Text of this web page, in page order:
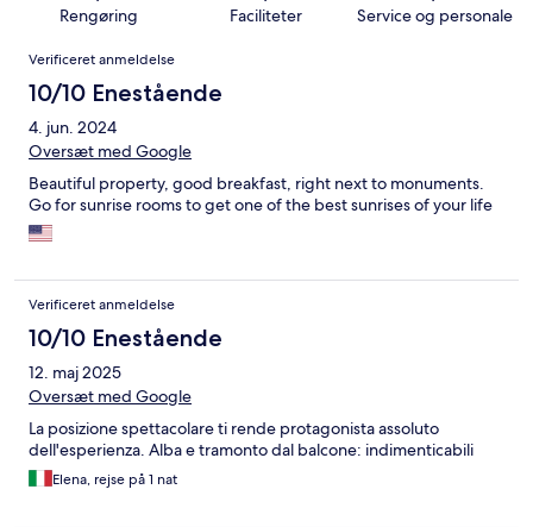
Rengøring Faciliteter Service og personale
Anmeldelser
Verificeret anmeldelse
10/10 Enestående
4. jun. 2024
Oversæt med Google
Beautiful property, good breakfast, right next to monuments.
Go for sunrise rooms to get one of the best sunrises of your life
Verificeret anmeldelse
10/10 Enestående
12. maj 2025
Oversæt med Google
La posizione spettacolare ti rende protagonista assoluto
dell'esperienza. Alba e tramonto dal balcone: indimenticabili
Elena, rejse på 1 nat